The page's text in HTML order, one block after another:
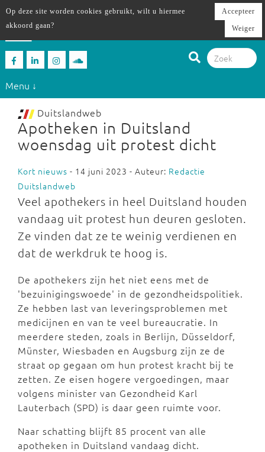
Menu ↓
Duitslandweb
Apotheken in Duitsland
woensdag uit protest dicht
Kort nieuws - 14 juni 2023 - Auteur: Redactie
Duitslandweb
Veel apothekers in heel Duitsland houden
vandaag uit protest hun deuren gesloten.
Ze vinden dat ze te weinig verdienen en
dat de werkdruk te hoog is.
De apothekers zijn het niet eens met de
'bezuinigingswoede' in de gezondheidspolitiek.
Ze hebben last van leveringsproblemen met
medicijnen en van te veel bureaucratie. In
meerdere steden, zoals in Berlijn, Düsseldorf,
Münster, Wiesbaden en Augsburg zijn ze de
straat op gegaan om hun protest kracht bij te
zetten. Ze eisen hogere vergoedingen, maar
volgens minister van Gezondheid Karl
Lauterbach (SPD) is daar geen ruimte voor.
Naar schatting blijft 85 procent van alle
apotheken in Duitsland vandaag dicht.
Op deze site worden cookies gebruikt, wilt u hiermee
akkoord gaan?
Accepteer
Weiger